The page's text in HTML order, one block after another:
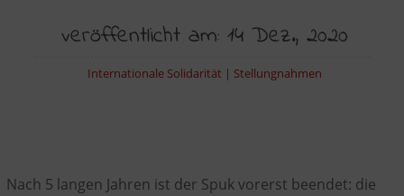
veröffentlicht am: 14 Dez., 2020
Internationale Solidarität | Stellungnahmen
Nach 5 langen Jahren ist der Spuk vorerst beendet: die